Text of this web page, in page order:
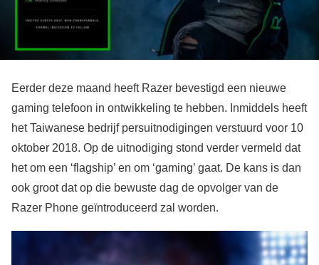
Eerder deze maand heeft Razer bevestigd een nieuwe
gaming telefoon in ontwikkeling te hebben. Inmiddels heeft
het Taiwanese bedrijf persuitnodigingen verstuurd voor 10
oktober 2018. Op de uitnodiging stond verder vermeld dat
het om een ‘flagship’ en om ‘gaming’ gaat. De kans is dan
ook groot dat op die bewuste dag de opvolger van de
Razer Phone geïntroduceerd zal worden.